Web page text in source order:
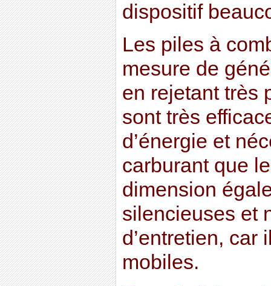
dispositif
Les piles à
mesure de
en rejetant très
sont très
d’énergie et
carburant que
dimension
silencieuses et
d’entretien, car
mobiles.